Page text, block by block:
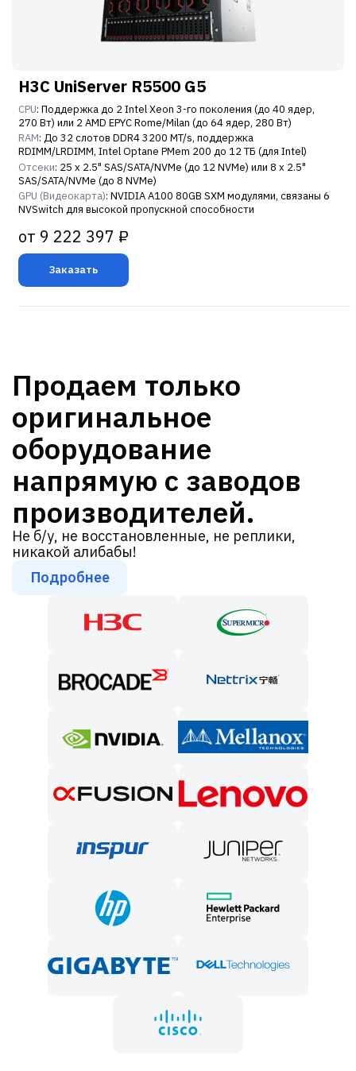
H3C UniServer R5500 G5
CPU: Поддержка до 2 Intel Xeon 3-го поколения (до 40 ядер,
270 Вт) или 2 AMD EPYC Rome/Milan (до 64 ядер, 280 Вт)
RAM: До 32 слотов DDR4 3200 MT/s, поддержка
RDIMM/LRDIMM, Intel Optane PMem 200 до 12 ТБ (для Intel)
Отсеки: 25 x 2.5" SAS/SATA/NVMe (до 12 NVMe) или 8 x 2.5"
SAS/SATA/NVMe (до 8 NVMe)
GPU (Видеокарта): NVIDIA A100 80GB SXM модулями, связаны 6
NVSwitch для высокой пропускной способности
от 9 222 397 ₽
Заказать
Продаем только
оригинальное
оборудование
напрямую с заводов
производителей.
Не б/у, не восстановленные, не реплики,
никакой алибабы!
Подробнее